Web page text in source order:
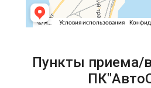
Пункты приема/